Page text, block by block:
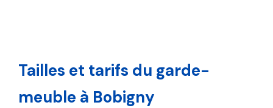
Tailles et tarifs du garde-
meuble à Bobigny